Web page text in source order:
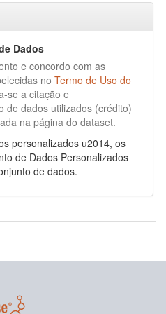
ao código dos
do conjunto de dados como um
do SISB e seu respectivo
atividade intelectual, criativa,
conduzidos pela Embrapa foi ou
a presente versão do
deste conjunto de dados para
deve ser precedido pelo
Dados
e concordo com as
no Termo de Uso do
se a citação e
de dados utilizados (crédito)
na página do dataset.
personalizados u2014, os
de Dados Personalizados
de dados.